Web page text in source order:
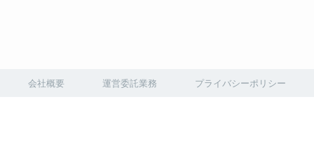
会社概要 運営委託業務 プライバシーポリシー